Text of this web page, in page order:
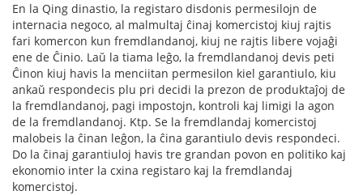
En la Qing dinastio, la registaro disdonis permesilojn de
internacia negoco, al malmultaj ĉinaj komercistoj kiuj rajtis
fari komercon kun fremdlandanoj, kiuj ne rajtis libere vojaĝi
ene de Ĉinio. Laŭ la tiama leĝo, la fremdlandanoj devis peti
Ĉinon kiuj havis la menciitan permesilon kiel garantiulo, kiu
ankaŭ respondecis plu pri decidi la prezon de produktaĵoj de
la fremdlandanoj, pagi impostojn, kontroli kaj limigi la agon
de la fremdlandanoj. Ktp. Se la fremdlandaj komercistoj
malobeis la ĉinan leĝon, la ĉina garantiulo devis respondeci.
Do la ĉinaj garantiuloj havis tre grandan povon en politiko kaj
ekonomio inter la cxina registaro kaj la fremdlandaj
komercistoj.